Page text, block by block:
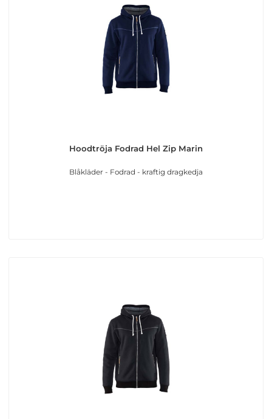
Hoodtröja Fodrad Hel Zip Marin
Blåkläder - Fodrad - kraftig dragkedja